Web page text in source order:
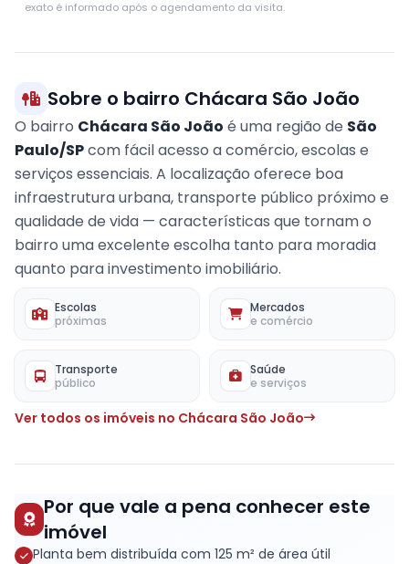
exato é informado após o agendamento da visita.
Sobre o bairro Chácara São João
O bairro Chácara São João é uma região de São
Paulo/SPcom fácil acesso a comércio, escolas e
serviços essenciais. A localização oferece boa
infraestrutura urbana, transporte público próximo e
qualidade de vida — características que tornam o
bairro uma excelente escolha tanto para moradia
quanto para investimento imobiliário.
Escolas
próximas
Mercados
e comércio
Transporte
público
Saúde
e serviços
Ver todos os imóveis no Chácara São João
Por que vale a pena conhecer este
imóvel
Planta bem distribuída com 125 m² de área útil